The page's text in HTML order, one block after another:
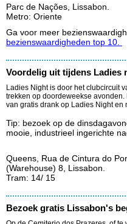
Parc de Nações, Lissabon.
Metro: Oriente
Ga voor meer
bezienswaardigheden top 10.
Voordelig uit tijdens Ladies
Ladies Night is door het clubcircuit
trekken op doordeweekse
van gratis drank op Ladies Night
Tip: bezoek op de
mooie, industrieel ingerichte
Queens, Rua de Cintura do
(Warehouse) 8, Lissabon.
Tram: 14/ 15
Bezoek gratis Lissabon's